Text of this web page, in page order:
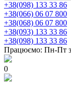
+38(098) 133 33 86
+38(066) 06 07 800
+38(068) 06 07 800
+38(093) 133 33 86
+38(098) 133 33 86
Працюємо: Пн-Пт з
0